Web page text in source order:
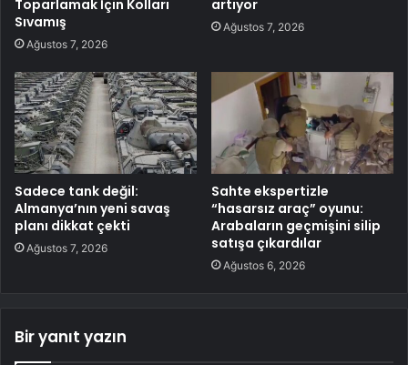
Toparlamak İçin Kolları
Sıvamış
Ağustos 7, 2026
artıyor
Ağustos 7, 2026
Sadece tank değil:
Almanya’nın yeni savaş
planı dikkat çekti
Ağustos 7, 2026
Sahte ekspertizle
“hasarsız araç” oyunu:
Arabaların geçmişini silip
satışa çıkardılar
Ağustos 6, 2026
Bir yanıt yazın